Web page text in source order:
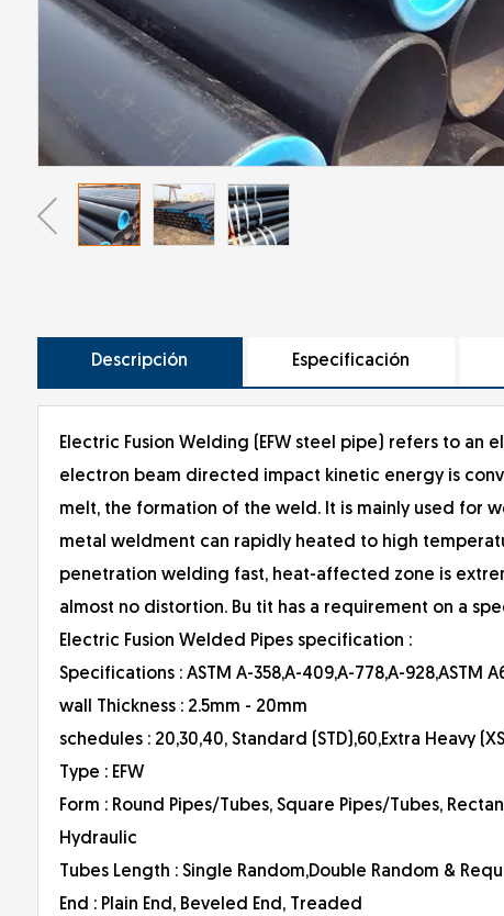
Descripción Especificación
Electric Fusion Welding (EFW steel pipe) refers to
electron beam directed impact kinetic energy is
melt, the formation of the weld. lt is mainly used for
metal weldment can rapidly heated to high
penetration welding fast, heat-affected zone is
almost no distortion. Bu tit has a requirement on a
Electric Fusion Welded Pipes specification :
Specifications : ASTM A-358,A-409,A-778,A-928,ASTM
wall Thickness : 2.5mm - 20mm
schedules : 20,30,40, Standard (STD),60,Extra Heavy
Type : EFW
Form : Round Pipes/Tubes, Square Pipes/Tubes,
Hydraulic
Tubes Length : Single Random,Double Random &
End : Plain End, Beveled End, Treaded